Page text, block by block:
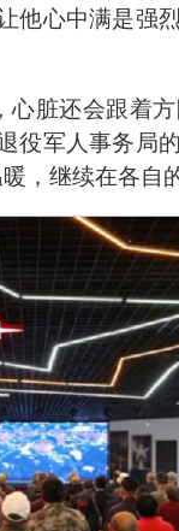
他心中满是强
脏还会跟着
役军人事务局
，继续在各自